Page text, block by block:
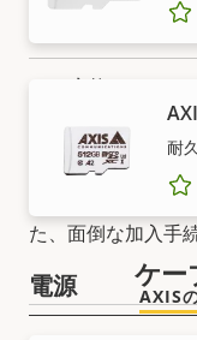
IP定格
再塗装向けに設
電源
耐
ケー
Axisの新しい5年
品所有をお約束し
た、面倒な加入手
AXIS